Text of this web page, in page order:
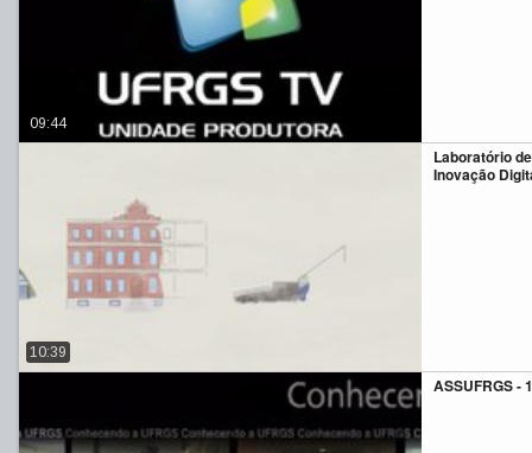
09:44
Laboratório
Inovação
10:39
ASSUFRGS - 1